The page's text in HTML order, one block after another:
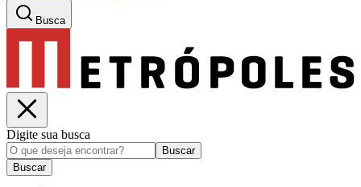
Busca
Digite sua busca
Buscar
Buscar